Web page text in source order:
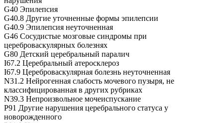
G40 Эпилепсия
G40.8 Другие уточненные формы эпилепсии
G40.9 Эпилепсия неуточненная
G46 Сосудистые мозговые синдромы при
цереброваскулярных болезнях
G80 Детский церебральный паралич
I67.2 Церебральный атеросклероз
I67.9 Цереброваскулярная болезнь неуточненная
N31.2 Нейрогенная слабость мочевого пузыря, не
классифицированная в других рубриках
N39.3 Непроизвольное мочеиспускание
P91 Другие нарушения церебрального статуса у
новорожденного